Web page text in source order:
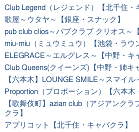
Club Legend（レジェンド）【北千住・
歌屋～ウタヤ～【銀座・スナック】
pub club clios～パブクラブ クリオス～
miu-miu（ミュウミュウ）【池袋・ラウ
ELEGRACE～エルグレス～【中野・キ
Club Queens(クイーンズ)【中野・姉キ
【六本木】LOUNGE SMILE～スマイル
Proportion（プロポーション）【六本木
【歌舞伎町】azian club（アジアンク
クラ】
アプリコット【北千住・キャバクラ】